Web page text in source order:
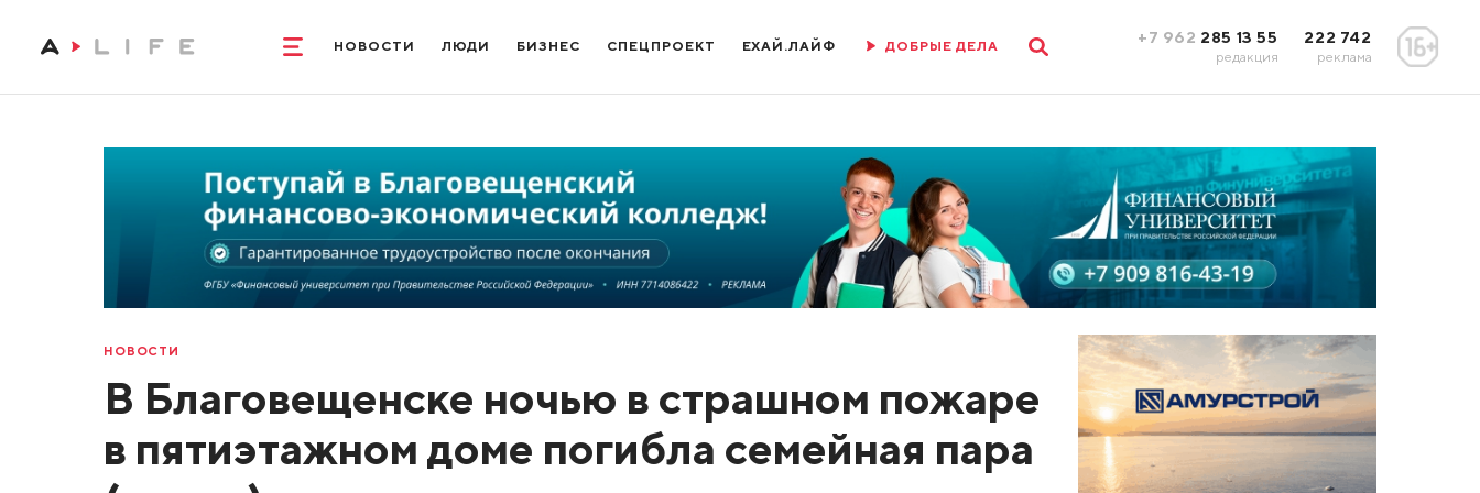
НОВОСТИ ЛЮДИ БИЗНЕС СПЕЦПРОЕКТ ЕХАЙ.ЛАЙФ ДОБРЫЕ ДЕЛА +7 962 285 13 55
редакция
222 742
реклама
НОВОСТИ
В Благовещенске ночью в страшном пожаре
в пятиэтажном доме погибла семейная пара